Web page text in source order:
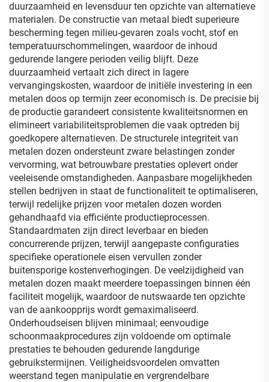
duurzaamheid en levensduur ten opzichte van alternatieve
materialen. De constructie van metaal biedt superieure
bescherming tegen milieu-gevaren zoals vocht, stof en
temperatuurschommelingen, waardoor de inhoud
gedurende langere perioden veilig blijft. Deze
duurzaamheid vertaalt zich direct in lagere
vervangingskosten, waardoor de initiële investering in een
metalen doos op termijn zeer economisch is. De precisie bij
de productie garandeert consistente kwaliteitsnormen en
elimineert variabiliteitsproblemen die vaak optreden bij
goedkopere alternatieven. De structurele integriteit van
metalen dozen ondersteunt zware belastingen zonder
vervorming, wat betrouwbare prestaties oplevert onder
veeleisende omstandigheden. Aanpasbare mogelijkheden
stellen bedrijven in staat de functionaliteit te optimaliseren,
terwijl redelijke prijzen voor metalen dozen worden
gehandhaafd via efficiënte productieprocessen.
Standaardmaten zijn direct leverbaar en bieden
concurrerende prijzen, terwijl aangepaste configuraties
specifieke operationele eisen vervullen zonder
buitensporige kostenverhogingen. De veelzijdigheid van
metalen dozen maakt meerdere toepassingen binnen één
faciliteit mogelijk, waardoor de nutswaarde ten opzichte
van de aankoopprijs wordt gemaximaliseerd.
Onderhoudseisen blijven minimaal; eenvoudige
schoonmaakprocedures zijn voldoende om optimale
prestaties te behouden gedurende langdurige
gebruikstermijnen. Veiligheidsvoordelen omvatten
weerstand tegen manipulatie en vergrendelbare